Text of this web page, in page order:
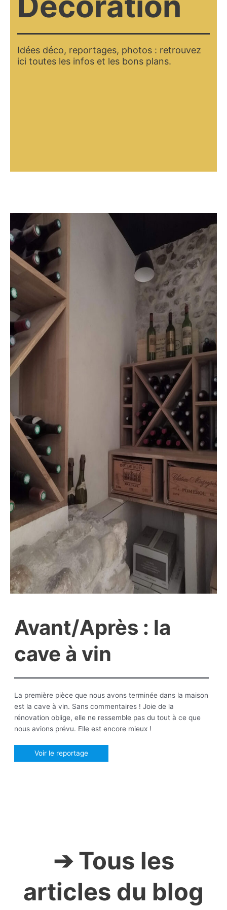
Idées déco, reportages, photos : retrouvez
ici toutes les infos et les bons plans.
Avant/Après : la
cave à vin
La première pièce que nous avons terminée dans la maison
est la cave à vin. Sans commentaires ! Joie de la
rénovation oblige, elle ne ressemble pas du tout à ce que
nous avions prévu. Elle est encore mieux !
Voir le reportage
➔ Tous les
articles du blog